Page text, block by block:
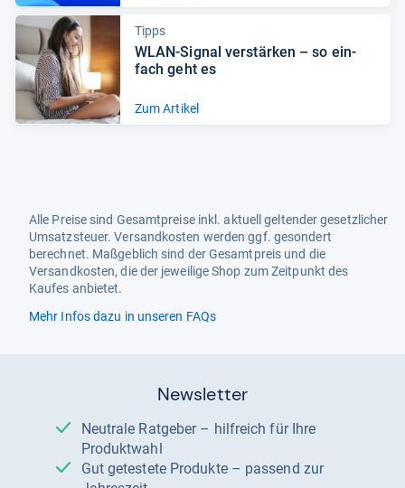
Tipps
WLAN-​Signal ver­stär­ken – so ein­
fach geht es
Zum Artikel
Alle Preise sind Gesamtpreise inkl. aktuell geltender gesetzlicher
Umsatzsteuer. Versandkosten werden ggf. gesondert
berechnet. Maßgeblich sind der Gesamtpreis und die
Versandkosten, die der jeweilige Shop zum Zeitpunkt des
Kaufes anbietet.
Mehr Infos dazu in unseren FAQs
Newsletter
Neutrale Ratgeber – hilfreich für Ihre
Produktwahl
Gut getestete Produkte – passend zur